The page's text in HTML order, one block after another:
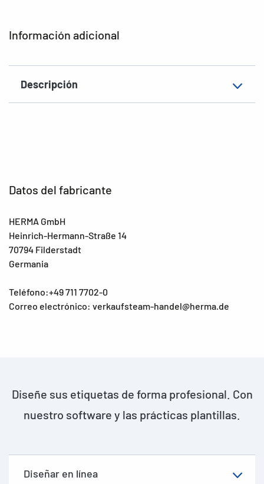
Información adicional
Descripción
Forma de las esquinas
Adecuada para Archivador, anchas/cortas
Datos del fabricante
HERMA GmbH
Heinrich-Hermann-Straße 14
70794 Filderstadt
Germania
Teléfono:+49 711 7702-0
Correo electrónico: verkaufsteam-handel@herma.de
Diseñe sus etiquetas de forma profesional. Con
nuestro software y las prácticas plantillas.
Diseñar en línea